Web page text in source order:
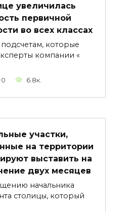
увеличилась
первичной
во всех классах
которые
компании «
0 6.8к.
участки,
на территории
выставить на
двух месяцев
начальника
столицы, который